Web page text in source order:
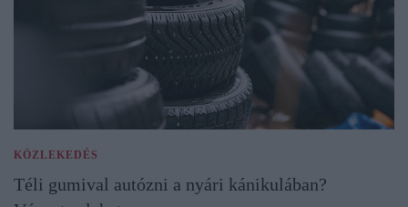
KÖZLEKEDÉS
Téli gumival autózni a nyári kánikulában?